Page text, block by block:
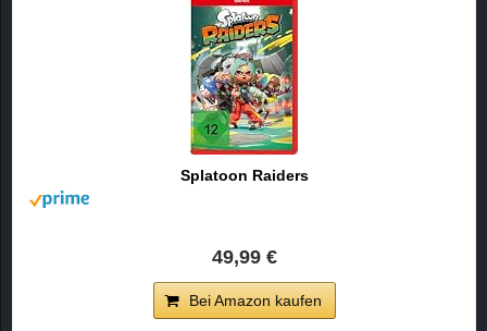
Splatoon Raiders
49,99 €
Bei Amazon kaufen